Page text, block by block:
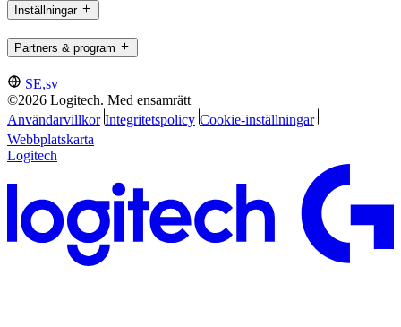
Inställningar
Partners & program
SE,sv
©2026 Logitech. Med ensamrätt
Användarvillkor Integritetspolicy Cookie-inställningar
Webbplatskarta
Logitech